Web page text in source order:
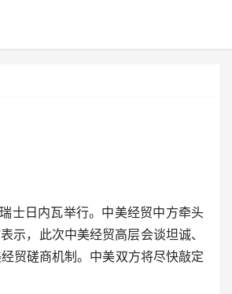
士日内瓦举行。中美经贸中方牵头
示，此次中美经贸高层会谈坦诚、
贸磋商机制。中美双方将尽快敲定